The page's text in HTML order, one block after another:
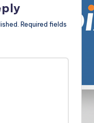
Required fields